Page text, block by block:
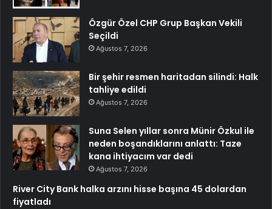
Özgür Özel CHP Grup Başkan Vekili
Seçildi
Ağustos 7, 2026
Bir şehir resmen haritadan silindi: Halk
tahliye edildi
Ağustos 7, 2026
Suna Selen yıllar sonra Münir Özkul ile
neden boşandıklarını anlattı: Taze
kana ihtiyacım var dedi
Ağustos 7, 2026
River City Bank halka arzını hisse başına 45 dolardan
fiyatladı